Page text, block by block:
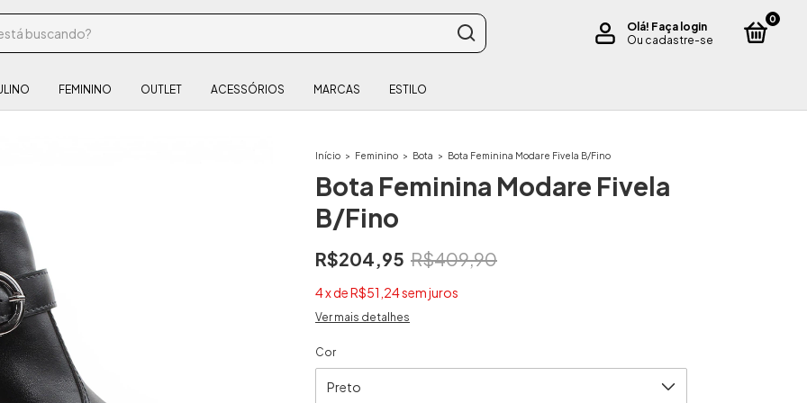
Olá! Faça login
Ou cadastre-se
0
FEMININO OUTLET ACESSÓRIOS MARCAS ESTILO
Início > Feminino > Bota > Bota Feminina Modare Fivela B/Fino
Bota Feminina Modare Fivela
B/Fino
R$204,95 R$409,90
4xdeR$51,24sem juros
Ver mais detalhes
Cor